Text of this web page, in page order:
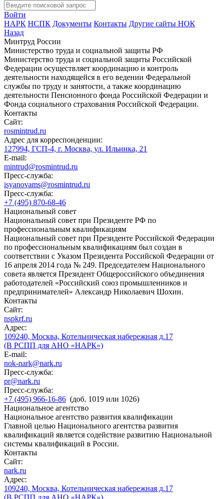
Войти
НАРК НСПК Документы Контакты Другие сайты НОК
Назад
Минтруд России
Министерство труда и социальной защиты РФ
Министерство труда и социальной защиты Российской
Федерации осуществляет координацию и контроль
деятельности находящейся в его ведении Федеральной
службы по труду и занятости, а также координацию
деятельности Пенсионного фонда Российской Федерации и
Фонда социального страхования Российской Федерации.
Контакты
Сайт:
rosmintrud.ru
Адрес для корреспонденции:
127994, ГСП-4, г. Москва, ул. Ильинка, 21
E-mail:
mintrud@rosmintrud.ru
Пресс-служба:
isyanovams@rosmintrud.ru
Пресс-служба:
+7 (495) 870-68-46
Национальный совет
Национальный совет при Президенте РФ по
профессиональным квалификациям
Национальный совет при Президенте Российской Федерации
по профессиональным квалификациям был создан в
соответствии с Указом Президента Российской Федерации от
16 апреля 2014 года № 249. Председателем Национального
совета является Президент Общероссийского объединения
работодателей «Российский союз промышленников и
предпринимателей» Александр Николаевич Шохин.
Контакты
Сайт:
nspkrf.ru
Адрес:
109240, Москва, Котельническая набережная д.17
(В РСПП для АНО «НАРК»)
E-mail:
nok-nark@nark.ru
Пресс-служба:
pr@nark.ru
Пресс-служба:
+7 (495) 966-16-86 (доб. 1019 или 1026)
Национальное агентство
Национальное агентство развития квалификации
Главной целью Национального агентства развития
квалификаций является содействие развитию Национальной
системы квалификаций в России.
Контакты
Сайт:
nark.ru
Адрес:
109240, Москва, Котельническая набережная д.17
(В РСПП для АНО «НАРК»)